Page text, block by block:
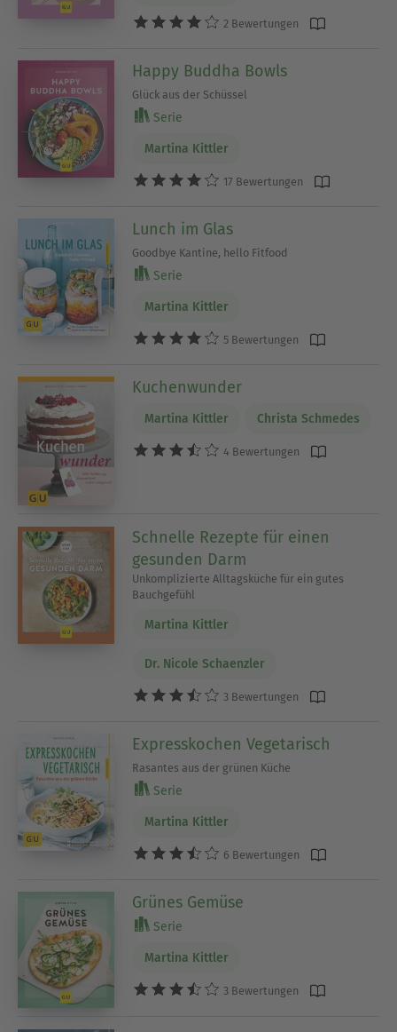
2 Bewertungen
Happy Buddha Bowls
Glück aus der Schüssel
Serie
Martina Kittler
17 Bewertungen
Lunch im Glas
Goodbye Kantine, hello Fitfood
Serie
Martina Kittler
5 Bewertungen
Kuchenwunder
Martina Kittler Christa Schmedes
4 Bewertungen
Schnelle Rezepte für einen
gesunden Darm
Unkomplizierte Alltagsküche für ein gutes
Bauchgefühl
Martina Kittler
Dr. Nicole Schaenzler
3 Bewertungen
Expresskochen Vegetarisch
Rasantes aus der grünen Küche
Serie
Martina Kittler
6 Bewertungen
Grünes Gemüse
Serie
Martina Kittler
3 Bewertungen